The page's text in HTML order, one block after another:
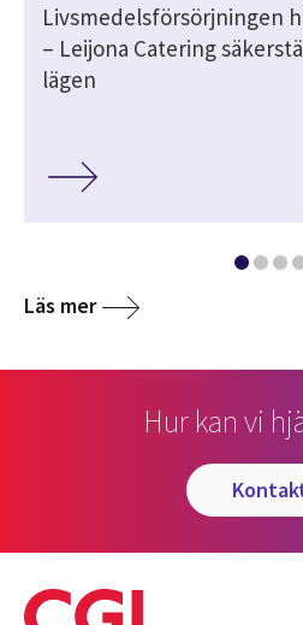
Livsmedelsförsörjningen
– Leijona Catering
lägen
Läs mer
Hur kan vi